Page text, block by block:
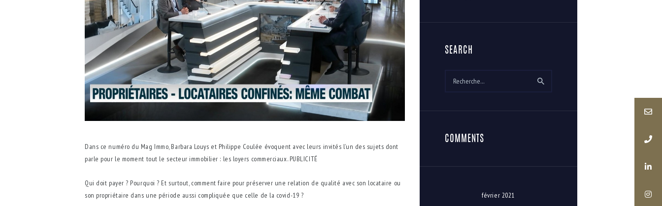
Dans ce numéro du Mag Immo, Barbara Louys et Philippe Coulée évoquent avec leurs invités l’un des sujets dont
parle pour le moment tout le secteur immobilier : les loyers commerciaux. PUBLICITÉ
Qui doit payer ? Pourquoi ? Et surtout, comment faire pour préserver une relation de qualité avec son locataire ou
son propriétaire dans une période aussi compliquée que celle de la covid-19 ?
SEARCH
COMMENTS
février 2021